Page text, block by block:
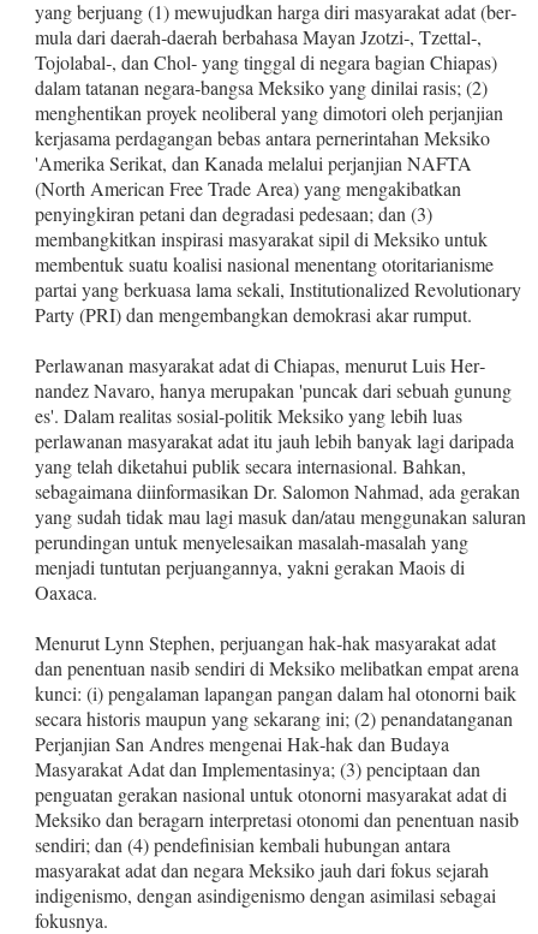
yang berjuang (1) mewujudkan harga diri masyarakat adat (ber­
mula dari daerah‑daerah berbahasa Mayan Jzotzi‑, Tzettal‑,
Tojo­labal‑, dan Chol‑ yang tinggal di negara bagian Chiapas)
dalam tatanan negara‑bangsa Meksiko yang dinilai rasis; (2)
menghenti­kan proyek neoliberal yang dimotori oleh perjanjian
kerjasama perdagangan bebas antara pernerintahan Meksiko
'Amerika Seri­kat, dan Kanada melalui perjanjian NAFTA
(North American Free Trade Area) yang mengakibatkan
penyingkiran petani dan degra­dasi pedesaan; dan (3)
membangkitkan inspirasi masyarakat sipil di Meksiko untuk
membentuk suatu koalisi nasional menentang otoritarianisme
partai yang berkuasa lama sekali, Institutiona­lized Revolutionary
Party (PRI) dan mengembangkan demokrasi akar rumput.
Perlawanan masyarakat adat di Chiapas, menurut Luis Her­
nandez Navaro, hanya merupakan 'puncak dari sebuah gunung
es'. Dalam realitas sosial‑politik Meksiko yang lebih luas
perlawa­nan masyarakat adat itu jauh lebih banyak lagi daripada
yang telah diketahui publik secara internasional. Bahkan,
sebagaimana diinformasikan Dr. Salomon Nahmad, ada gerakan
yang sudah tidak mau lagi masuk dan/atau menggunakan saluran
perunding­an untuk menyelesaikan masalah‑masalah yang
menjadi tuntutan perjuangannya, yakni gerakan Maois di
Oaxaca.
Menurut Lynn Stephen, perjuangan hak‑hak masyarakat adat
dan penentuan nasib sendiri di Meksiko melibatkan empat arena
kunci: (i) pengalaman lapangan pangan dalam hal otonorni baik
secara historis maupun yang sekarang ini; (2) penandatanganan
Per­janjian San Andres mengenai Hak‑hak dan Budaya
Masyarakat Adat dan Implementasinya; (3) penciptaan dan
penguatan gerak­an nasional untuk otonorni masyarakat adat di
Meksiko dan be­ragarn interpretasi otonomi dan penentuan nasib
sendiri; dan (4) pendefinisian kembali hubungan antara
masyarakat adat dan ne­gara Meksiko jauh dari fokus sejarah
indigenismo, dengan asindigenismo dengan asimi­lasi sebagai
fokusnya.